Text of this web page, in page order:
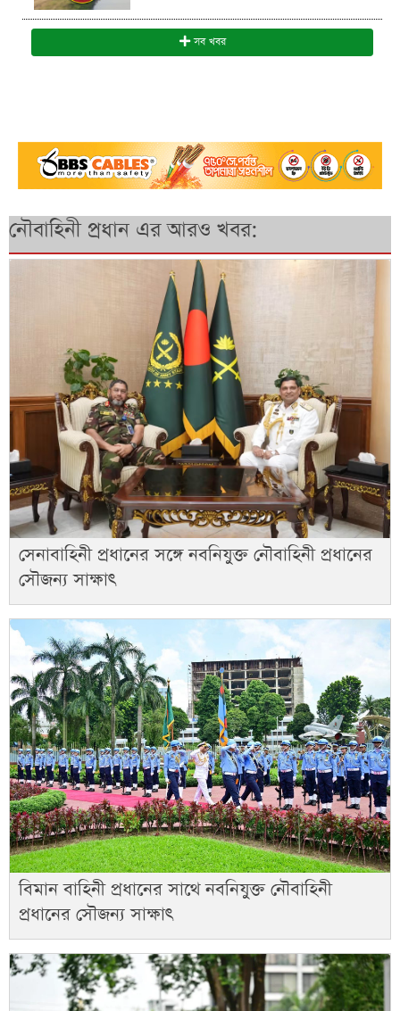
সব খবর
নৌবাহিনী প্রধান এর আরও খবর:
সেনাবাহিনী প্রধানের সঙ্গে নবনিযুক্ত নৌবাহিনী প্রধানের
সৌজন্য সাক্ষাৎ
বিমান বাহিনী প্রধানের সাথে নবনিযুক্ত নৌবাহিনী
প্রধানের সৌজন্য সাক্ষাৎ